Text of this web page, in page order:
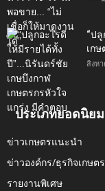
“ป
เก
สิงห
ประเภทยอดนิยม
ข่าวเกษตรแนะนำ
ข่าวองค์กร/ธุรกิจเกษตร
รายงานพิเศษ